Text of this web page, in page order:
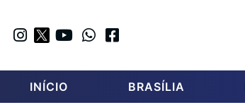
INÍCIO BRASÍLIA